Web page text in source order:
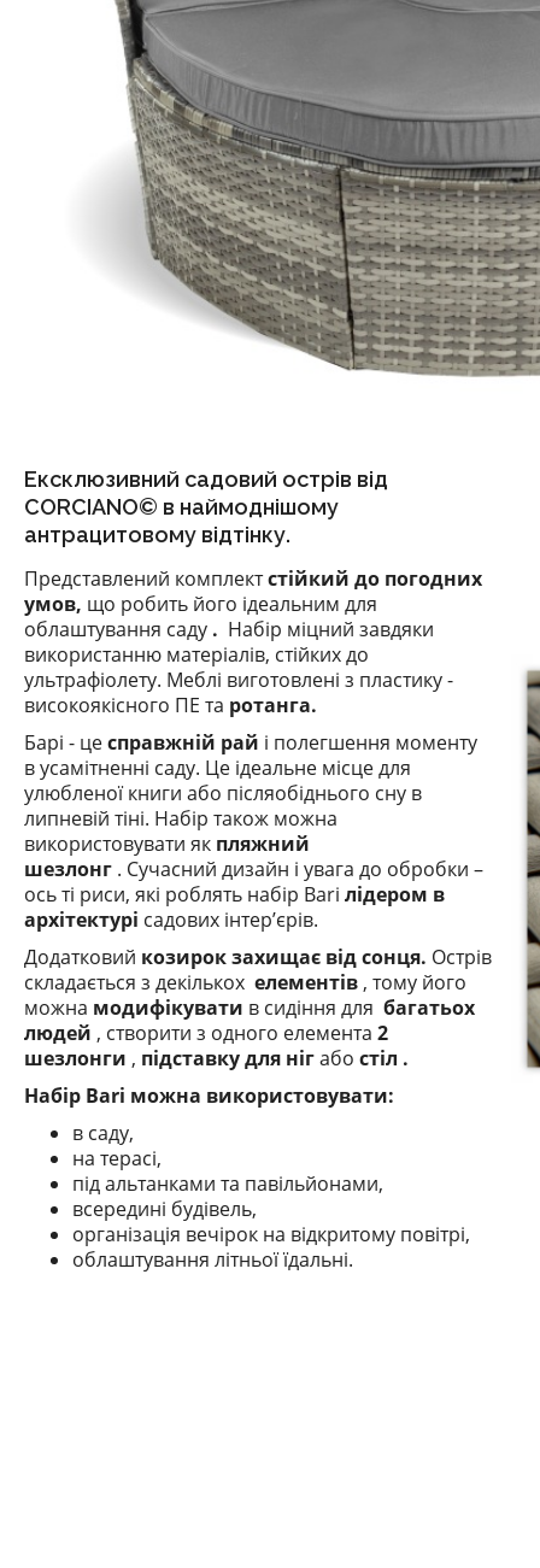
Ексклюзивний садовий острів від
CORCIANO© в наймоднішому
антрацитовому відтінку.
Представлений комплектстійкий до погодних
умов, що робить його ідеальним для
облаштування саду . Набір міцний завдяки
використанню матеріалів, стійких до
ультрафіолету. Меблі виготовлені з пластику -
високоякісного ПЕ та ротанга.
Барі - цесправжній рай і полегшення моменту
в усамітненні саду. Це ідеальне місце для
улюбленої книги або післяобіднього сну в
липневій тіні. Набір також можна
використовувати як пляжний
шезлонг . Сучасний дизайн і увага до обробки –
ось ті риси, які роблять набір Bari лідером в
архітектурі садових інтер’єрів.
Додатковий козирок захищає від сонця. Острів
складається з декількох елементів , тому його
можна модифікувати в сидіння для багатьох
людей , створити з одного елемента 2
шезлонги , підставку для нігабо стіл .
Набір Bari можна використовувати:
в саду,
на терасі,
під альтанками та павільйонами,
всередині будівель,
організація вечірок на відкритому повітрі,
облаштування літньої їдальні.